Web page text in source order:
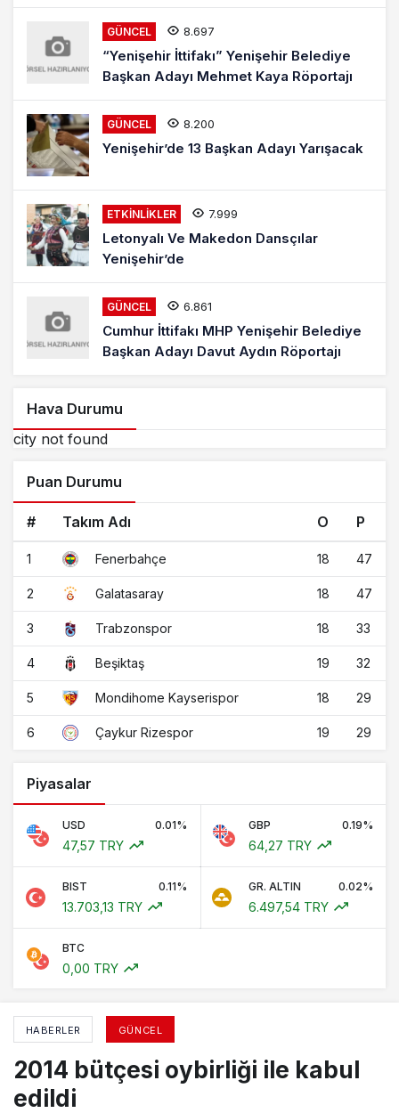
GÜNCEL 8.697
“Yenişehir İttifakı” Yenişehir Belediye
Başkan Adayı Mehmet Kaya Röportajı
GÜNCEL 8.200
Yenişehir’de 13 Başkan Adayı Yarışacak
ETKINLIKLER 7.999
Letonyalı Ve Makedon Dansçılar
Yenişehir’de
GÜNCEL 6.861
Cumhur İttifakı MHP Yenişehir Belediye
Başkan Adayı Davut Aydın Röportajı
Hava Durumu
city not found
Puan Durumu
# Takım Adı O P
1 Fenerbahçe 18 47
2 Galatasaray 18 47
3 Trabzonspor 18 33
4 Beşiktaş 19 32
5 Mondihome Kayserispor 18 29
6 Çaykur Rizespor 19 29
Piyasalar
USD 0.01%
47,57 TRY
GBP 0.19%
64,27 TRY
BIST 0.11%
13.703,13 TRY
GR. ALTIN 0.02%
6.497,54 TRY
BTC
0,00 TRY
HABERLER GÜNCEL
2014 bütçesi oybirliği ile kabul
edildi